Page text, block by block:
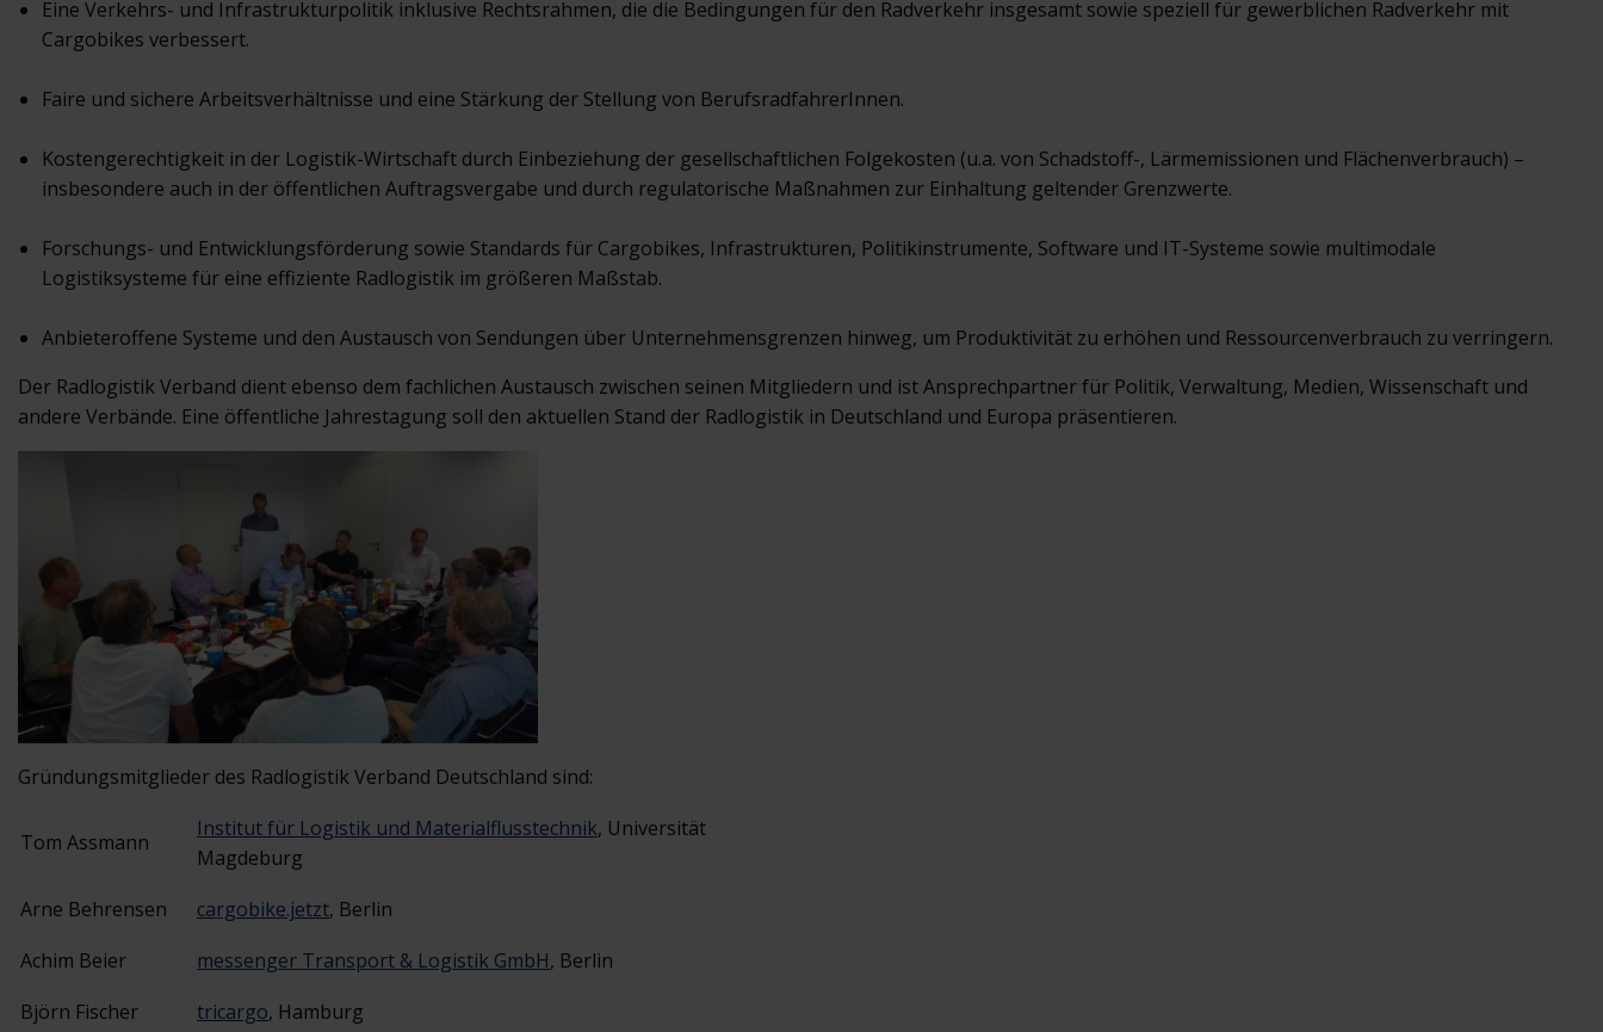
Eine Verkehrs- und Infrastrukturpolitik inklusive Rechtsrahmen, die die Bedingungen für den Radverkehr insgesamt sowie speziell für gewerblichen Radverkehr mit
Cargobikes verbessert.
Faire und sichere Arbeitsverhältnisse und eine Stärkung der Stellung von BerufsradfahrerInnen.
Kostengerechtigkeit in der Logistik-Wirtschaft durch Einbeziehung der gesellschaftlichen Folgekosten (u.a. von Schadstoff-, Lärmemissionen und Flächenverbrauch) –
insbesondere auch in der öffentlichen Auftragsvergabe und durch regulatorische Maßnahmen zur Einhaltung geltender Grenzwerte.
Forschungs- und Entwicklungsförderung sowie Standards für Cargobikes, Infrastrukturen, Politikinstrumente, Software und IT-Systeme sowie multimodale
Logistiksysteme für eine effiziente Radlogistik im größeren Maßstab.
Anbieteroffene Systeme und den Austausch von Sendungen über Unternehmensgrenzen hinweg, um Produktivität zu erhöhen und Ressourcenverbrauch zu verringern.
Der Radlogistik Verband dient ebenso dem fachlichen Austausch zwischen seinen Mitgliedern und ist Ansprechpartner für Politik, Verwaltung, Medien, Wissenschaft und
andere Verbände. Eine öffentliche Jahrestagung soll den aktuellen Stand der Radlogistik in Deutschland und Europa präsentieren.
Gründungsmitglieder des Radlogistik Verband Deutschland sind:
Tom Assmann
Institut für Logistik und Materialflusstechnik, Universität
Magdeburg
Arne Behrensen
cargobike.jetzt, Berlin
Achim Beier
messenger Transport & Logistik GmbH, Berlin
Björn Fischer
tricargo, Hamburg